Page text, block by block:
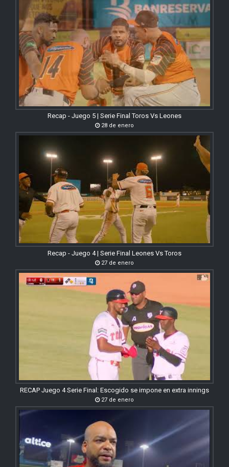
Recap - Juego 5 | Serie Final Toros Vs Leones
28 de enero
Recap - Juego 4 | Serie Final Leones Vs Toros
27 de enero
RECAP Juego 4 Serie Final: Escogido se impone en extra innings
27 de enero